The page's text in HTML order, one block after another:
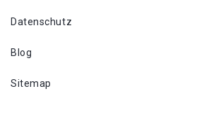
Datenschutz
Blog
Sitemap